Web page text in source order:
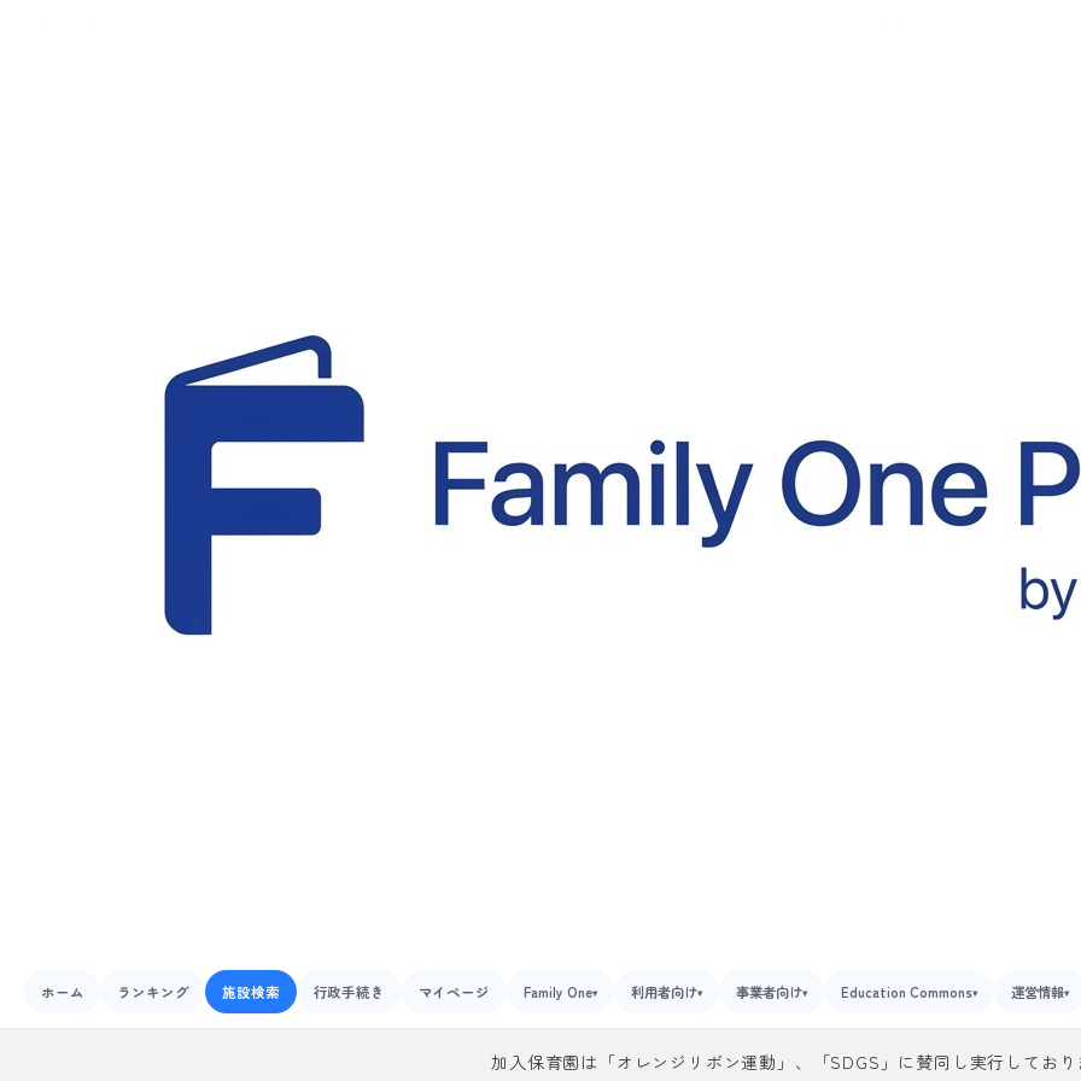
ホーム ランキング 施設検索 行政手続き マイページ Family One▾ 利用者向け▾ 事業者向け▾ Education Commons▾ 運営情報▾
加入保育園は「オレンジリボン運動」、「SDGS」に賛同し実行してお